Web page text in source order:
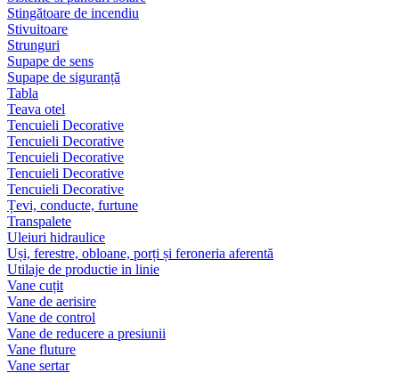
Stingătoare de incendiu
Stivuitoare
Strunguri
Supape de sens
Supape de siguranță
Tabla
Teava otel
Tencuieli Decorative
Tencuieli Decorative
Tencuieli Decorative
Tencuieli Decorative
Tencuieli Decorative
Țevi, conducte, furtune
Transpalete
Uleiuri hidraulice
Uși, ferestre, obloane, porți și feroneria aferentă
Utilaje de productie in linie
Vane cuțit
Vane de aerisire
Vane de control
Vane de reducere a presiunii
Vane fluture
Vane sertar